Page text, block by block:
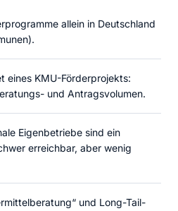
allein in Deutschland
eines KMU-Förderprojekts:
und Antragsvolumen.
Eigenbetriebe sind ein
erreichbar, aber wenig
und Long-Tail-